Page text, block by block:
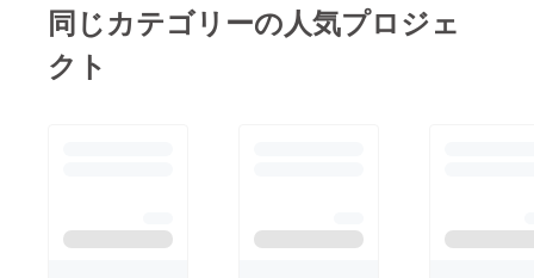
同じカテゴリーの人気プロジェ
クト